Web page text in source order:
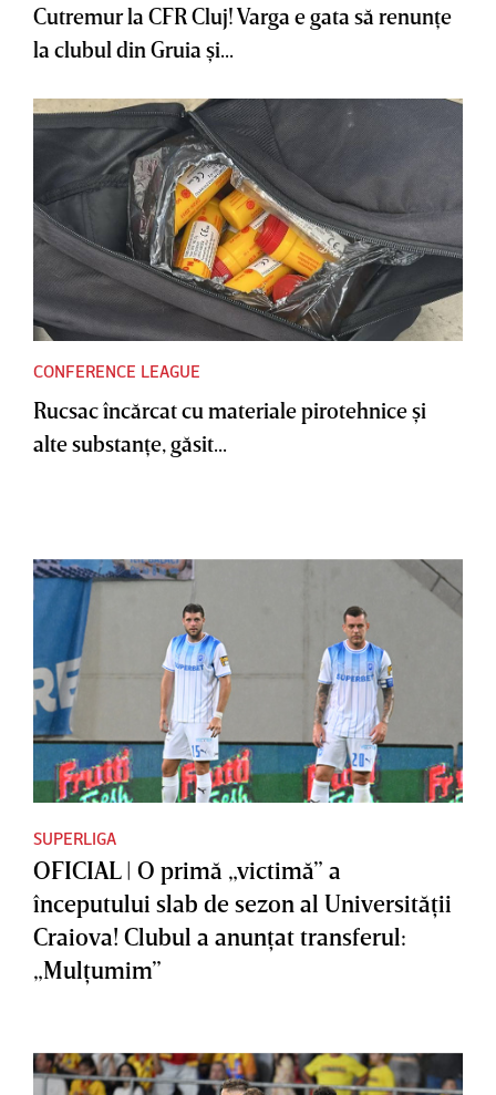
Cutremur la CFR Cluj! Varga e gata să renunţe
la clubul din Gruia şi...
CONFERENCE LEAGUE
Rucsac încărcat cu materiale pirotehnice şi
alte substanţe, găsit...
SUPERLIGA
OFICIAL | O primă „victimă” a
începutului slab de sezon al Universităţii
Craiova! Clubul a anunţat transferul:
„Mulţumim”